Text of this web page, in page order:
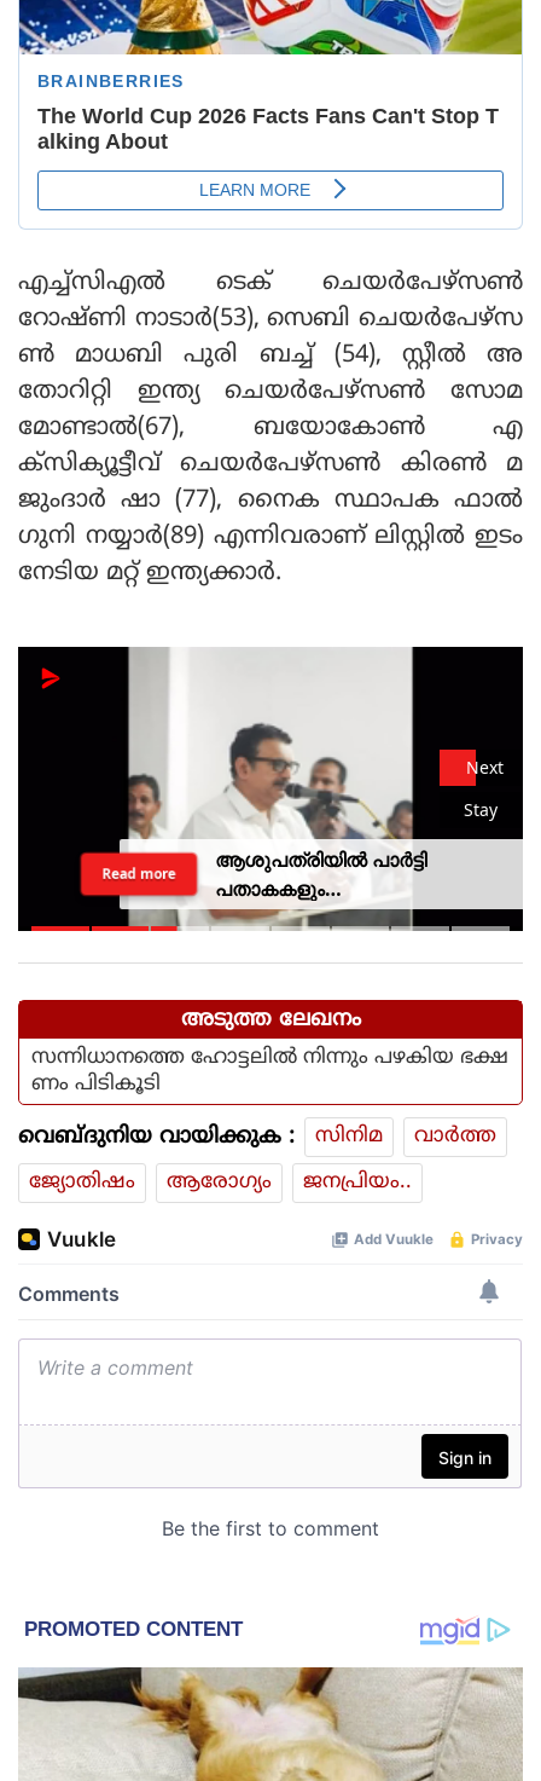
എച്ച്സിഎൽ ടെക് ചെയർപേഴ്സൺ
റോഷ്ണി നാടാർ(53), സെബി ചെയർപേഴ്സ
ൺ മാധബി പുരി ബച്ച് (54), സ്റ്റീൽ അ
തോറിറ്റി ഇന്ത്യ ചെയർപേഴ്സൺ സോമ
മോണ്ടാൽ(67), ബയോകോൺ എ
ക്സിക്യൂട്ടീവ് ചെയർപേഴ്സൺ കിരൺ മ
ജുംദാർ ഷാ (77), നൈക സ്ഥാപക ഫാൽ
ഗുനി നയ്യാർ(89) എന്നിവരാണ് ലിസ്റ്റിൽ ഇടം
നേടിയ മറ്റ് ഇന്ത്യക്കാർ.
Next
Stay
ആശുപത്രിയില്‍ പാര്‍ട്ടി
പതാകകളും
മുദ്രാവാക്യങ്ങളുമായി മന്ത്രി
വിമര്‍ശനം
Read more
അടുത്ത ലേഖനം
സന്നിധാനത്തെ ഹോട്ടലില്‍ നിന്നും പഴകിയ ഭക്ഷ
ണം പിടികൂടി
വെബ്ദുനിയ വായിക്കുക : സിനിമ
വാര്‍ത്ത
ജ്യോതിഷം
ആരോഗ്യം ജനപ്രിയം..